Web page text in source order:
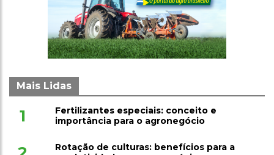
Mais Lidas
1
Fertilizantes especiais: conceito e
importância para o agronegócio
Rotação de culturas: benefícios para a